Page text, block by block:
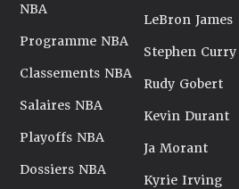
NBA
Programme NBA
Classements NBA
Salaires NBA
Playoffs NBA
Dossiers NBA
LeBron James
Stephen Curry
Rudy Gobert
Kevin Durant
Ja Morant
Kyrie Irving